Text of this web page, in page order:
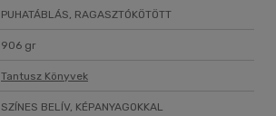
PUHATÁBLÁS, RAGASZTÓKÖTÖTT
906 gr
Tantusz Könyvek
SZÍNES BELÍV, KÉPANYAGOKKAL